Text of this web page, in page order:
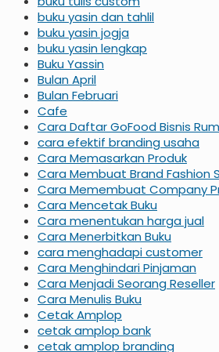
buku yasin dan tahlil
buku yasin jogja
buku yasin lengkap
Buku Yassin
Bulan April
Bulan Februari
Cafe
Cara Daftar GoFood Bisnis
cara efektif branding usaha
Cara Memasarkan Produk
Cara Membuat Brand Fashion
Cara Memembuat Company
Cara Mencetak Buku
Cara menentukan harga jual
Cara Menerbitkan Buku
cara menghadapi customer
Cara Menghindari Pinjaman
Cara Menjadi Seorang Reseller
Cara Menulis Buku
Cetak Amplop
cetak amplop bank
cetak amplop branding